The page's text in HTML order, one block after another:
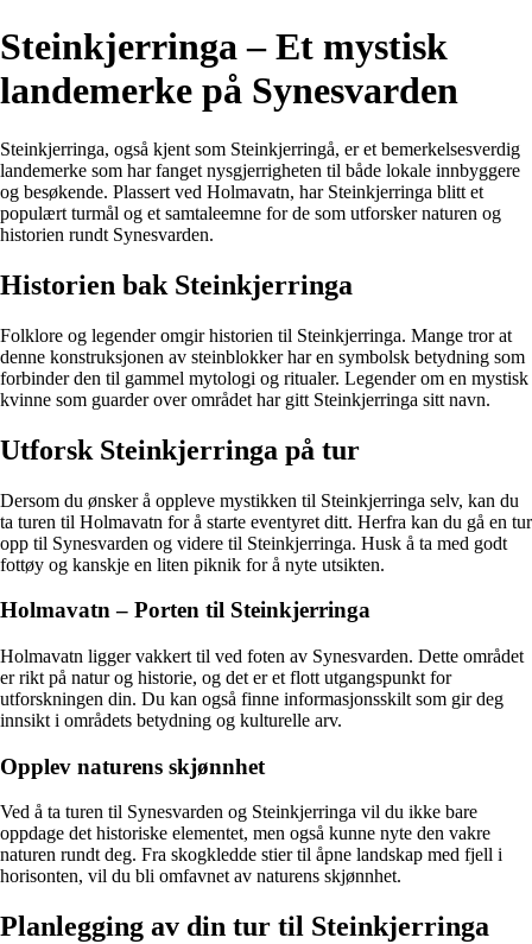
Steinkjerringa – Et mystisk
landemerke på Synesvarden
Steinkjerringa, også kjent som Steinkjerringå, er et bemerkelsesverdig
landemerke som har fanget nysgjerrigheten til både lokale innbyggere
og besøkende. Plassert ved Holmavatn, har Steinkjerringa blitt et
populært turmål og et samtaleemne for de som utforsker naturen og
historien rundt Synesvarden.
Historien bak Steinkjerringa
Folklore og legender omgir historien til Steinkjerringa. Mange tror at
denne konstruksjonen av steinblokker har en symbolsk betydning som
forbinder den til gammel mytologi og ritualer. Legender om en mystisk
kvinne som guarder over området har gitt Steinkjerringa sitt navn.
Utforsk Steinkjerringa på tur
Dersom du ønsker å oppleve mystikken til Steinkjerringa selv, kan du
ta turen til Holmavatn for å starte eventyret ditt. Herfra kan du gå en tur
opp til Synesvarden og videre til Steinkjerringa. Husk å ta med godt
fottøy og kanskje en liten piknik for å nyte utsikten.
Holmavatn – Porten til Steinkjerringa
Holmavatn ligger vakkert til ved foten av Synesvarden. Dette området
er rikt på natur og historie, og det er et flott utgangspunkt for
utforskningen din. Du kan også finne informasjonsskilt som gir deg
innsikt i områdets betydning og kulturelle arv.
Opplev naturens skjønnhet
Ved å ta turen til Synesvarden og Steinkjerringa vil du ikke bare
oppdage det historiske elementet, men også kunne nyte den vakre
naturen rundt deg. Fra skogkledde stier til åpne landskap med fjell i
horisonten, vil du bli omfavnet av naturens skjønnhet.
Planlegging av din tur til Steinkjerringa